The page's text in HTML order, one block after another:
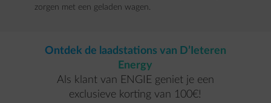
zorgen met een geladen wagen.
Ontdek de laadstations van D’Ieteren
Energy
Als klant van ENGIE geniet je een
exclusieve korting van 100€!